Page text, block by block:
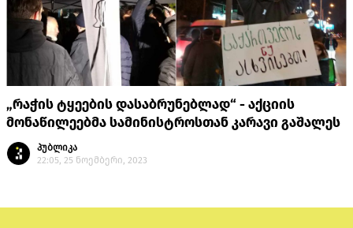
„რაჭის ტყეების დასაბრუნებლად“ - აქციის
მონაწილეებმა სამინისტროსთან კარავი გაშალეს
პუბლიკა
22:05, 25 ნოემბერი, 2023